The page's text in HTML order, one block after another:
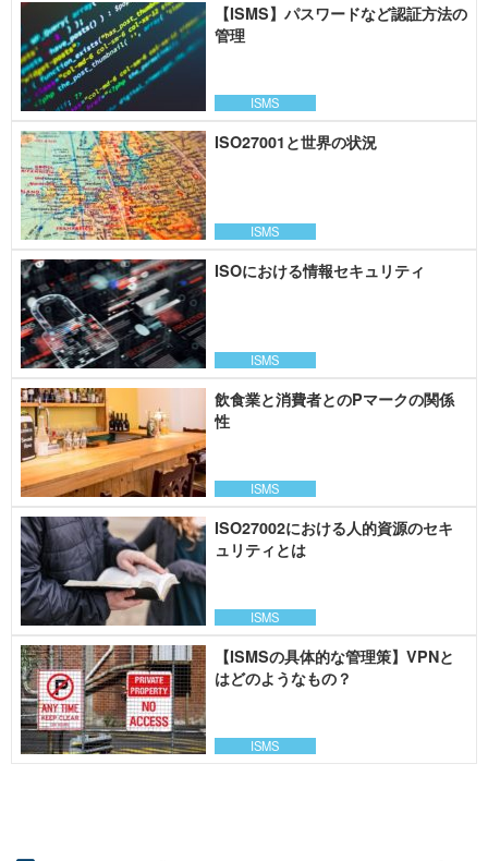
ISMS
【ISMS】パスワードなど認証方法の
管理
ISMS
ISO27001と世界の状況
ISMS
ISOにおける情報セキュリティ
ISMS
飲食業と消費者とのPマークの関係
性
ISMS
ISO27002における人的資源のセキ
ュリティとは
ISMS
【ISMSの具体的な管理策】VPNと
はどのようなもの？